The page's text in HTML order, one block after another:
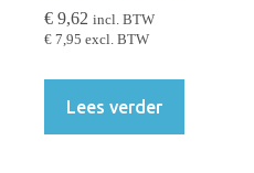
€ 9,62 incl. BTW
€ 7,95 excl. BTW
Lees verder